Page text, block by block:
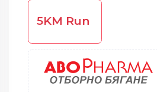
5KM Run